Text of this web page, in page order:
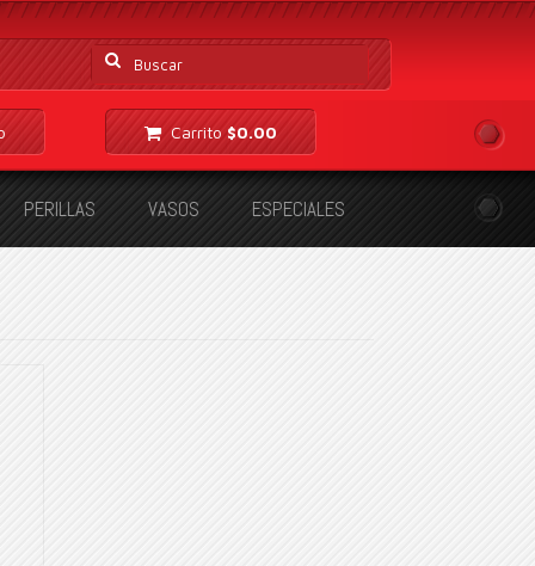
Buscar
por:
Carrito $0.00
PERILLAS VASOS ESPECIALES